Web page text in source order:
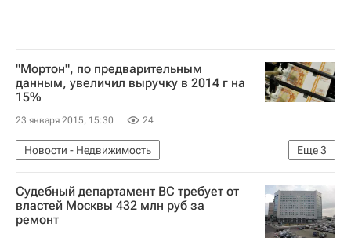
"Мортон", по предварительным
данным, увеличил выручку в 2014 г на
15%
23 января 2015, 15:30 24
Еще3
Новости - Недвижимость
Финансовая отчетность
Московская область (Подмосковье)
Россия
Судебный департамент ВС требует от
властей Москвы 432 млн руб за
ремонт